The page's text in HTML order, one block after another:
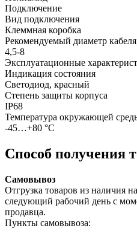
Подключение
Вид подключения
Клеммная коробка
Рекомендуемый диаметр
4,5-8
Эксплуатационные
Индикация состояния
Светодиод, красный
Степень защиты корпуса
IP68
Температура окружающей
-45…+80 °C
Способ получения
Самовывоз
Отгрузка товаров из наличия
следующий рабочий день с
продавца.
Пункты самовывоза: